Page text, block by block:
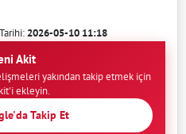
2026-05-10 11:18
Akit
yakından takip etmek için
ekleyin.
Takip Et